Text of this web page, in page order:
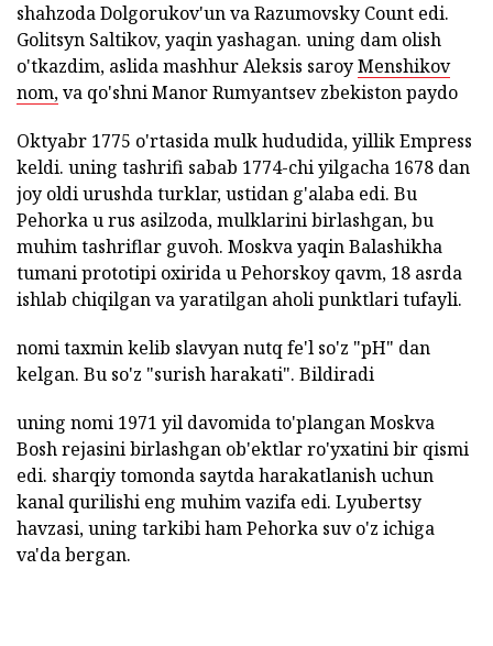
shahzoda Dolgorukov'un va Razumovsky Count edi.
Golitsyn Saltikov, yaqin yashagan. uning dam olish
o'tkazdim, aslida mashhur Aleksis saroyMenshikov
nom,va qo'shni Manor Rumyantsev zbekiston paydo
Oktyabr 1775 o'rtasida mulk hududida, yillik Empress
keldi. uning tashrifi sabab 1774-chi yilgacha 1678 dan
joy oldi urushda turklar, ustidan g'alaba edi. Bu
Pehorka u rus asilzoda, mulklarini birlashgan, bu
muhim tashriflar guvoh. Moskva yaqin Balashikha
tumani prototipi oxirida u Pehorskoy qavm, 18 asrda
ishlab chiqilgan va yaratilgan aholi punktlari tufayli.
nomi taxmin kelib slavyan nutq fe'l so'z "pH" dan
kelgan. Bu so'z "surish harakati". Bildiradi
uning nomi 1971 yil davomida to'plangan Moskva
Bosh rejasini birlashgan ob'ektlar ro'yxatini bir qismi
edi. sharqiy tomonda saytda harakatlanish uchun
kanal qurilishi eng muhim vazifa edi. Lyubertsy
havzasi, uning tarkibi ham Pehorka suv o'z ichiga
va'da bergan.